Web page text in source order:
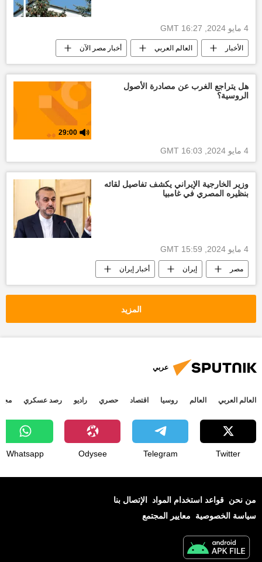
4 مايو 2024, 16:27 GMT
الأخبار العالم العربي أخبار مصر الآن
مصر أخبار ليبيا اليوم
هل يتراجع الغرب عن مصادرة الأصول
الروسية؟
29:00
4 مايو 2024, 16:03 GMT
وزير الخارجية الإيراني يكشف تفاصيل لقائه
بنظيره المصري في غامبيا
4 مايو 2024, 15:59 GMT
مصر إيران أخبار إيران
العالم العالم العربي غزة
التصعيد العسكري بين غزة وإسرائيل
العدوان الإسرائيلي على غزة قطاع غزة
وقف إطلاق النار بين قطاع غزة وإسرائيل
أخبار فلسطين اليوم
المزيد
عربي
العالم العربي العالم روسيا اقتصاد حصري راديو رصد عسكري
Twitter
Telegram
Odysee
Whatsapp
من نحن قواعد استخدام المواد الإتصال بنا
سياسة الخصوصية
معايير المجتمع